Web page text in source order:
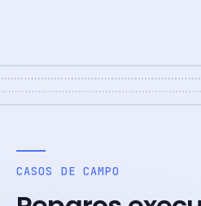
CASOS DE CAMPO